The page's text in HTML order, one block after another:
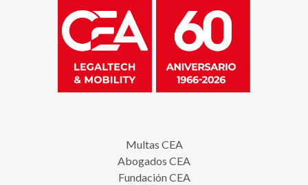
Multas CEA
Abogados CEA
Fundación CEA